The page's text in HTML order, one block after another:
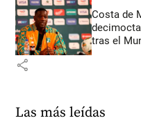
Costa de
tras el
share
Las más leídas